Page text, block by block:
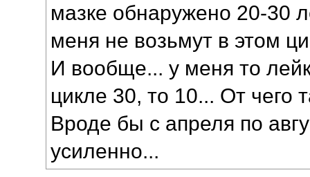
мазке обнаружено 20-30
меня не возьмут в этом
И вообще... у меня то
цикле 30, то 10... От чего
Вроде бы с апреля по
усиленно...